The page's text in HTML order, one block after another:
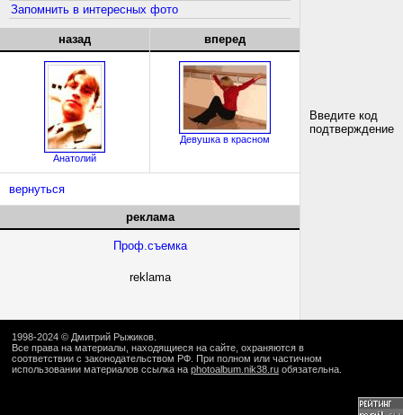
Запомнить в интересных фото
назад
Анатолий
вперед
Девушка в красном
вернуться
реклама
Проф.съемка
reklama
Введите код
подтверждение
1998-2024 © Дмитрий Рыжиков
Все права на материалы, находящиеся на сайте, охраняются в
соответствии с законодательством РФ. При полном или частичном
использовании материалов ссылка на photoalbum.nik38.ru обязательна.